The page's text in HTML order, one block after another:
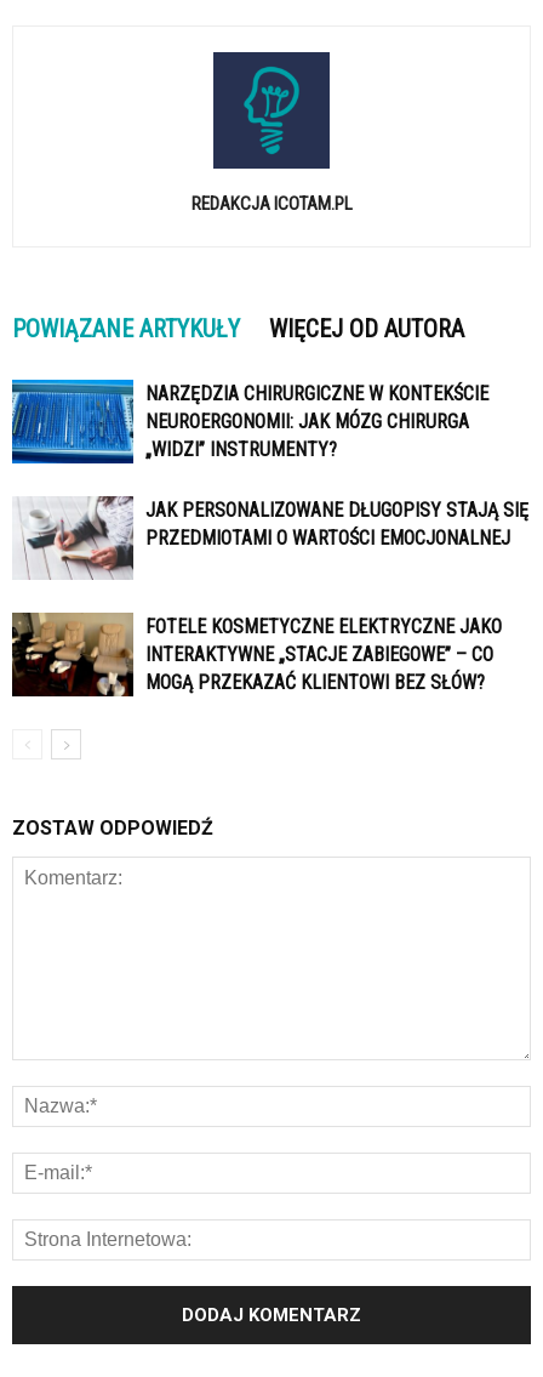
REDAKCJA ICOTAM.PL
POWIĄZANE ARTYKUŁY WIĘCEJ OD AUTORA
NARZĘDZIA CHIRURGICZNE W KONTEKŚCIE
NEUROERGONOMII: JAK MÓZG CHIRURGA
„WIDZI” INSTRUMENTY?
JAK PERSONALIZOWANE DŁUGOPISY STAJĄ SIĘ
PRZEDMIOTAMI O WARTOŚCI EMOCJONALNEJ
FOTELE KOSMETYCZNE ELEKTRYCZNE JAKO
INTERAKTYWNE „STACJE ZABIEGOWE” – CO
MOGĄ PRZEKAZAĆ KLIENTOWI BEZ SŁÓW?
ZOSTAW ODPOWIEDŹ